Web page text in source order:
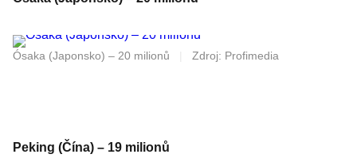
Ósaka (Japonsko) – 20 milionů Zdroj: Profimedia
Peking (Čína) – 19 milionů